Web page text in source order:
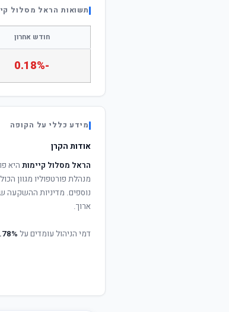
תשואות הראל מסלול
חודש אחרון
-0.18%
מידע כללי על הקופה
אודות הקרן
הראל מסלול קיימות היא
מנהלת פורטפוליו מגוון
נוספים. מדיניות ההשקעה
ארוך.
דמי הניהול עומדים על